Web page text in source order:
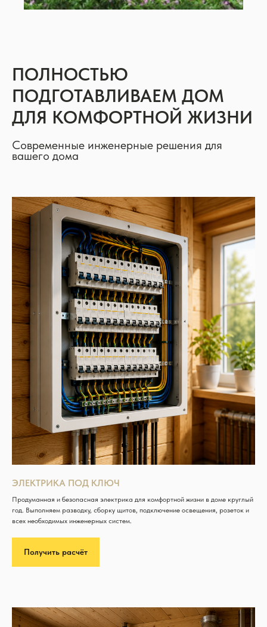
ПОЛНОСТЬЮ
ПОДГОТАВЛИВАЕМ ДОМ
ДЛЯ КОМФОРТНОЙ ЖИЗНИ
Современные инженерные решения для
вашего дома
ЭЛЕКТРИКА ПОД КЛЮЧ
Продуманная и безопасная электрика для комфортной жизни в доме круглый
год. Выполняем разводку, сборку щитов, подключение освещения, розеток и
всех необходимых инженерных систем.
Получить расчёт